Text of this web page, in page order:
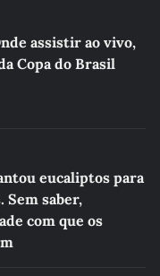
assistir ao vivo,
Copa do Brasil
eucaliptos para
Sem saber,
com que os